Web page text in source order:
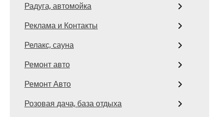
Радуга, автомойка
Реклама и Контакты
Релакс, сауна
Ремонт авто
Ремонт Авто
Розовая дача, база отдыха